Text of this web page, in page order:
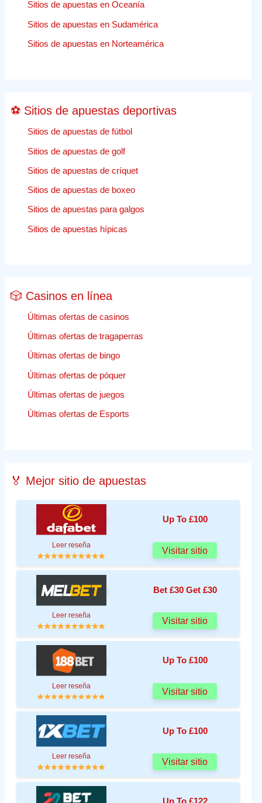
Sitios de apuestas en Oceanía
Sitios de apuestas en Sudamérica
Sitios de apuestas en Norteamérica
⚽ Sitios de apuestas deportivas
Sitios de apuestas de fútbol
Sitios de apuestas de golf
Sitios de apuestas de críquet
Sitios de apuestas de boxeo
Sitios de apuestas para galgos
Sitios de apuestas hípicas
🎲 Casinos en línea
Últimas ofertas de casinos
Últimas ofertas de tragaperras
Últimas ofertas de bingo
Últimas ofertas de póquer
Últimas ofertas de juegos
Últimas ofertas de Esports
🏅 Mejor sitio de apuestas
Up To £100
Leer reseña
Visitar sitio
Bet £30 Get £30
Leer reseña
Visitar sitio
Up To £100
Leer reseña
Visitar sitio
Up To £100
Leer reseña
Visitar sitio